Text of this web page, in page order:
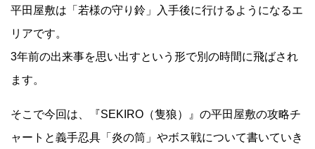
平田屋敷は「若様の守り鈴」入手後に行けるようになるエ
リアです。
3年前の出来事を思い出すという形で別の時間に飛ばされ
ます。
そこで今回は、『SEKIRO（隻狼）』の平田屋敷の攻略チ
ャートと義手忍具「炎の筒」やボス戦について書いていき